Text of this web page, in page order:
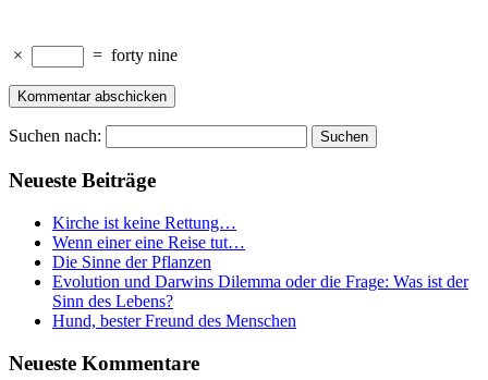
× = forty nine
Suchen nach:
Neueste Beiträge
Kirche ist keine Rettung…
Wenn einer eine Reise tut…
Die Sinne der Pflanzen
Evolution und Darwins Dilemma oder die Frage: Was ist der
Sinn des Lebens?
Hund, bester Freund des Menschen
Neueste Kommentare